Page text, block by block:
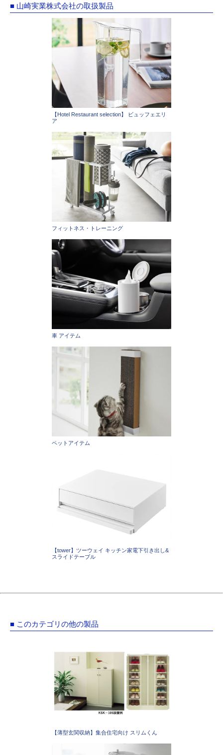
■ 山崎実業株式会社の取扱製品
【Hotel Restaurant selection】 ビュッフェエリ
ア
フィットネス・トレーニング
車 アイテム
ペットアイテム
【tower】ツーウェイ キッチン家電下引き出し&
スライドテーブル
■ このカテゴリの他の製品
【薄型玄関収納】集合住宅向け スリムくん